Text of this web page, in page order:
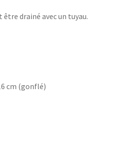
drainé avec un tuyau.
cm (gonflé)